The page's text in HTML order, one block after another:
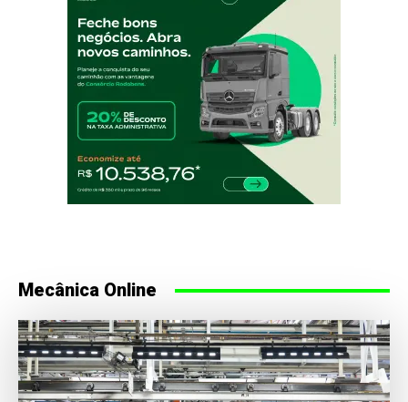
Mecânica Online